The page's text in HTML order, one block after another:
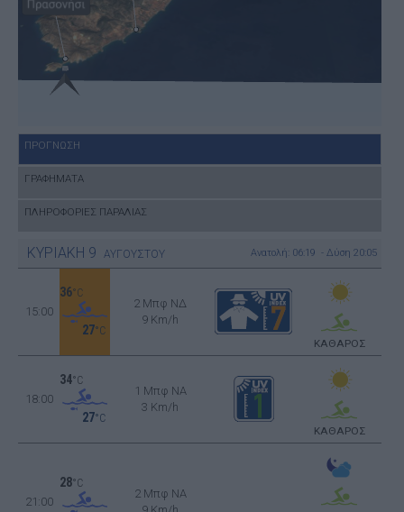
ΠΡΟΓΝΩΣΗ
ΓΡΑΦΗΜΑΤΑ
ΠΛΗΡΟΦΟΡΙΕΣ ΠΑΡΑΛΙΑΣ
ΚΥΡΙΑΚΗ 9 ΑΥΓΟΥΣΤΟΥ Ανατολή: 06:19 - Δύση 20:05
15:00
36°C
27°C
2 Μπφ ΝΔ
9 Km/h
ΚΑΘΑΡΟΣ
18:00
34°C
27°C
1 Μπφ NA
3 Km/h
ΚΑΘΑΡΟΣ
21:00
28°C
2 Μπφ NA